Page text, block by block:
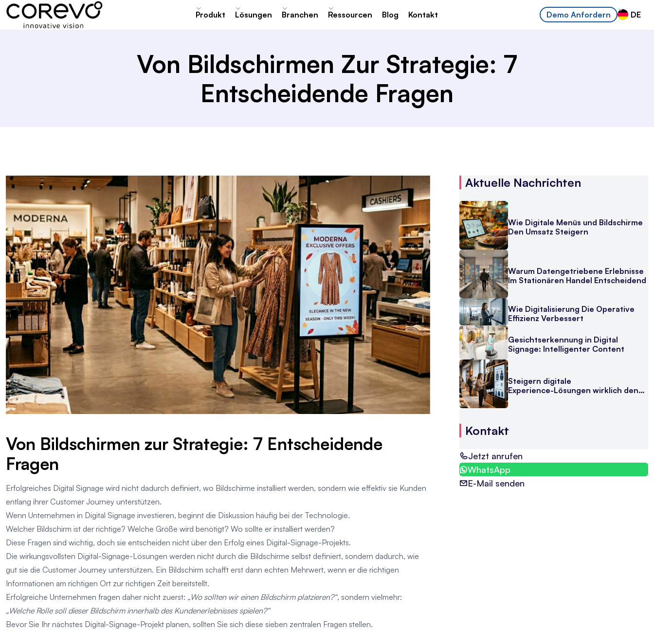
Produkt Lösungen Branchen Ressourcen Blog Kontakt Demo Anfordern DE
Von Bildschirmen Zur Strategie: 7
Entscheidende Fragen
Von Bildschirmen zur Strategie: 7 Entscheidende
Fragen
Erfolgreiches Digital Signage wird nicht dadurch definiert, wo Bildschirme installiert werden, sondern wie effektiv sie Kunden
entlang ihrer Customer Journey unterstützen.
Wenn Unternehmen in Digital Signage investieren, beginnt die Diskussion häufig bei der Technologie.
Welcher Bildschirm ist der richtige? Welche Größe wird benötigt? Wo sollte er installiert werden?
Diese Fragen sind wichtig, doch sie entscheiden nicht über den Erfolg eines Digital-Signage-Projekts.
Die wirkungsvollsten Digital-Signage-Lösungen werden nicht durch die Bildschirme selbst definiert, sondern dadurch, wie
gut sie die Customer Journey unterstützen. Ein Bildschirm schafft erst dann echten Mehrwert, wenn er die richtigen
Informationen am richtigen Ort zur richtigen Zeit bereitstellt.
Erfolgreiche Unternehmen fragen daher nicht zuerst: „Wo sollten wir einen Bildschirm platzieren?“, sondern vielmehr:
„Welche Rolle soll dieser Bildschirm innerhalb des Kundenerlebnisses spielen?“
Bevor Sie Ihr nächstes Digital-Signage-Projekt planen, sollten Sie sich diese sieben zentralen Fragen stellen.
Aktuelle Nachrichten
Wie Digitale Menüs und Bildschirme
Den Umsatz Steigern
Warum Datengetriebene Erlebnisse
Im Stationären Handel Entscheidend
Wie Digitalisierung Die Operative
Effizienz Verbessert
Gesichtserkennung in Digital
Signage: Intelligenter Content
Steigern digitale
Experience-Lösungen wirklich den
Kontakt
Jetzt anrufen
WhatsApp
E-Mail senden
blog_detail